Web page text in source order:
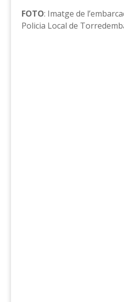
FOTO: Imatge de
Policia Local de